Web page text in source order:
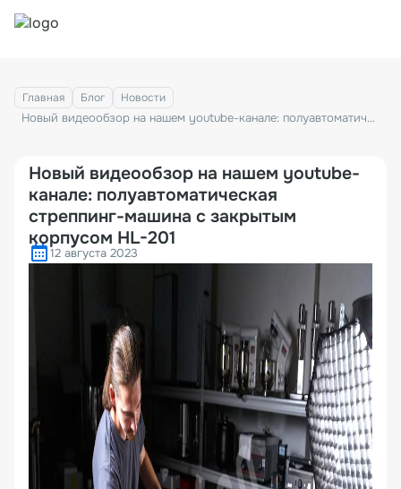
Главная Блог Новости
Новый видеообзор на нашем youtube-канале: полуавтоматическая стреппинг-машина с закрытым корпусом HL-201
Новый видеообзор на нашем youtube-
канале: полуавтоматическая
стреппинг-машина с закрытым
корпусом HL-201
12 августа 2023